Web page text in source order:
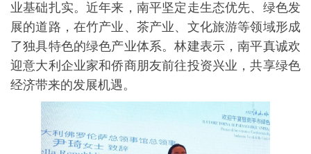
业基础扎实。近年来，南平坚定走生态优先、绿色发
展的道路，在竹产业、茶产业、文化旅游等领域形成
了独具特色的绿色产业体系。林建表示，南平真诚欢
迎意大利企业家和侨商朋友前往投资兴业，共享绿色
经济带来的发展机遇。